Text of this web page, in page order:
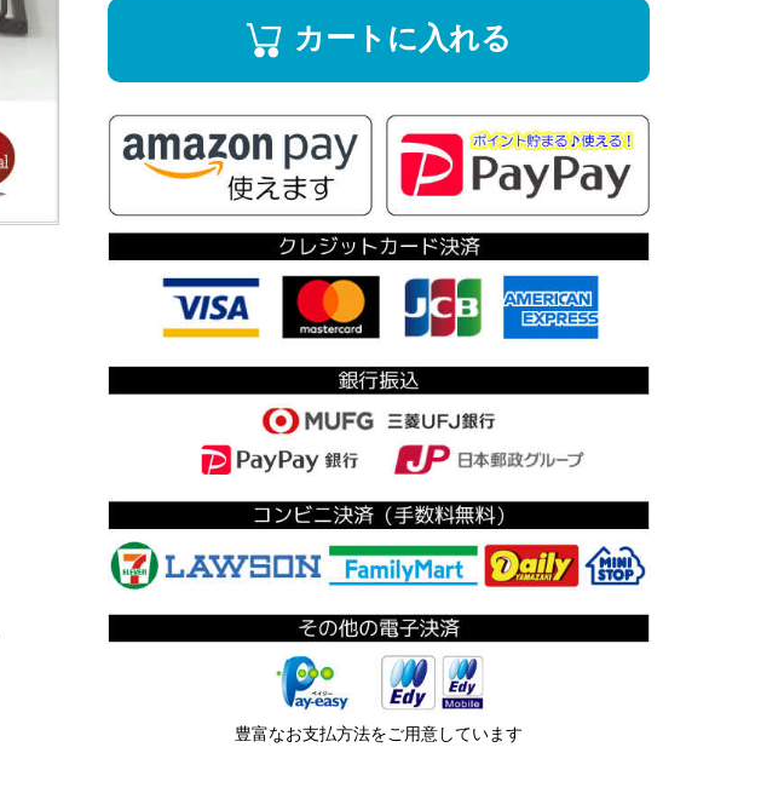
カートに入れる
豊富なお支払方法をご用意しています